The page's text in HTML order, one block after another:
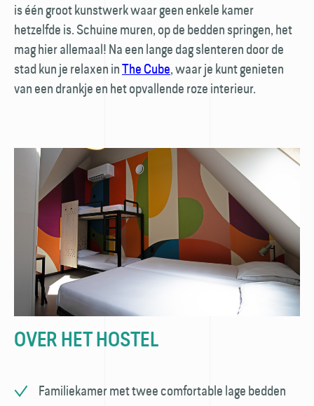
is één groot kunstwerk waar geen enkele kamer
hetzelfde is. Schuine muren, op de bedden springen, het
mag hier allemaal! Na een lange dag slenteren door de
stad kun je relaxen inThe Cube, waar je kunt genieten
van een drankje en het opvallende roze interieur.
OVER HET HOSTEL
Familiekamer met twee comfortable lage bedden